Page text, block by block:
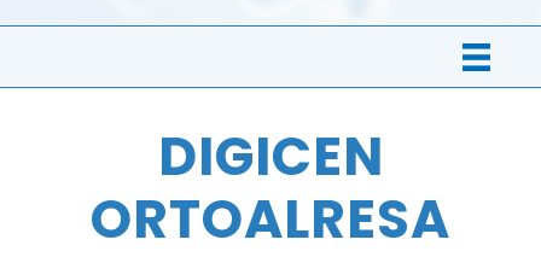
DIGICEN
ORTOALRESA